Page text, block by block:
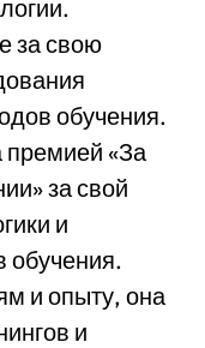
за свою
обучения.
«За
за свой
и
обучения.
и опыту, она
и